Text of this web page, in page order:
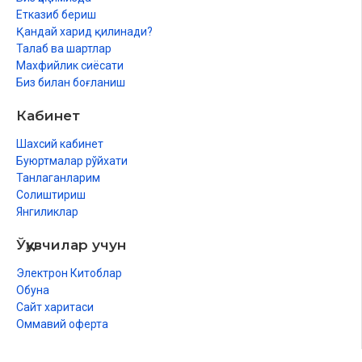
Етказиб бериш
Қандай харид қилинади?
Талаб ва шартлар
Махфийлик сиёсати
Биз билан боғланиш
Кабинет
Шахсий кабинет
Буюртмалар рўйхати
Танлаганларим
Солиштириш
Янгиликлар
Ўқувчилар учун
Электрон Китоблар
Обуна
Сайт харитаси
Оммавий оферта